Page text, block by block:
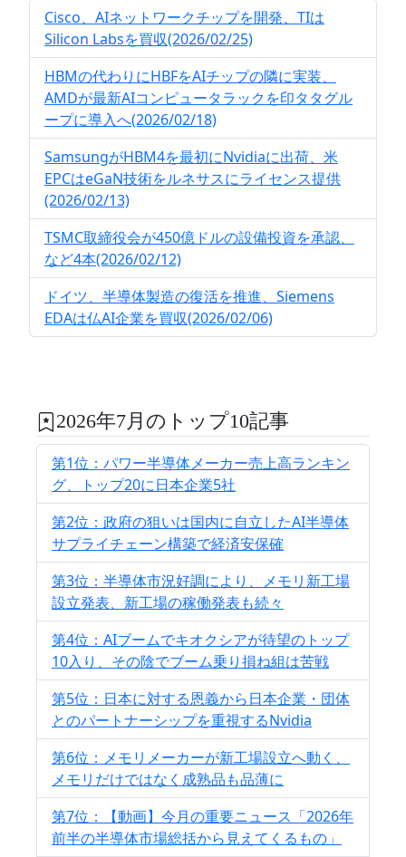
Cisco、AIネットワークチップを開発、TIは
Silicon Labsを買収(2026/02/25)
HBMの代わりにHBFをAIチップの隣に実装、
AMDが最新AIコンピュータラックを印タタグル
ープに導入へ(2026/02/18)
SamsungがHBM4を最初にNvidiaに出荷、米
EPCはeGaN技術をルネサスにライセンス提供
(2026/02/13)
TSMC取締役会が450億ドルの設備投資を承認、
など4本(2026/02/12)
ドイツ、半導体製造の復活を推進、Siemens
EDAは仏AI企業を買収(2026/02/06)
2026年7月のトップ10記事
第1位：パワー半導体メーカー売上高ランキン
グ、トップ20に日本企業5社
第2位：政府の狙いは国内に自立したAI半導体
サプライチェーン構築で経済安保確
第3位：半導体市況好調により、メモリ新工場
設立発表、新工場の稼働発表も続々
第4位：AIブームでキオクシアが待望のトップ
10入り、その陰でブーム乗り損ね組は苦戦
第5位：日本に対する恩義から日本企業・団体
とのパートナーシップを重視するNvidia
第6位：メモリメーカーが新工場設立へ動く、
メモリだけではなく成熟品も品薄に
第7位：【動画】今月の重要ニュース「2026年
前半の半導体市場総括から見えてくるもの」